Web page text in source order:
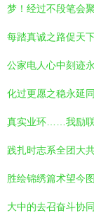
梦！经过不段笔会
每踏真诚之路促天
公家电人心中刻迹
化过更愿之稳永延
真实业环……我励联
践扎时志系全团大
胜绘锦绣篇术望今
大中的去召奋斗协